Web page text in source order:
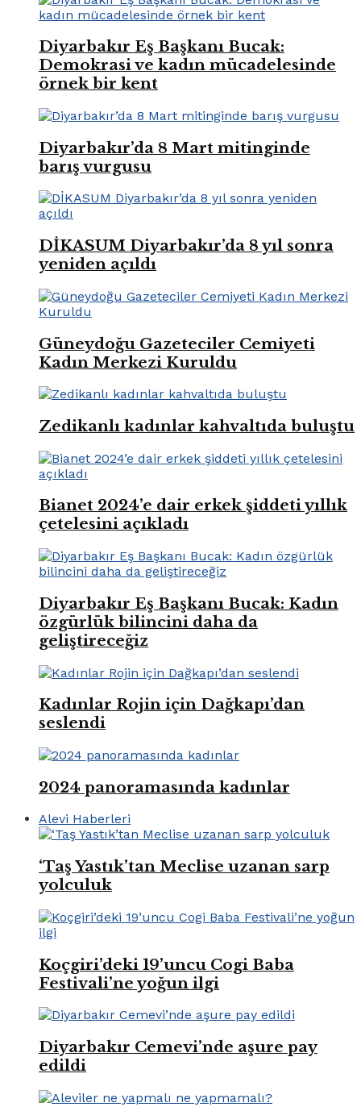
Diyarbakır Eş Başkanı Bucak:
Demokrasi ve kadın mücadelesinde
örnek bir kent
Diyarbakır’da 8 Mart mitinginde
barış vurgusu
DİKASUM Diyarbakır’da 8 yıl sonra
yeniden açıldı
Güneydoğu Gazeteciler Cemiyeti
Kadın Merkezi Kuruldu
Zedikanlı kadınlar kahvaltıda buluştu
Bianet 2024’e dair erkek şiddeti yıllık
çetelesini açıkladı
Diyarbakır Eş Başkanı Bucak: Kadın
özgürlük bilincini daha da
geliştireceğiz
Kadınlar Rojin için Dağkapı’dan
seslendi
2024 panoramasında kadınlar
Alevi Haberleri
‘Taş Yastık’tan Meclise uzanan sarp
yolculuk
Koçgiri’deki 19’uncu Cogi Baba
Festivali’ne yoğun ilgi
Diyarbakır Cemevi’nde aşure pay
edildi